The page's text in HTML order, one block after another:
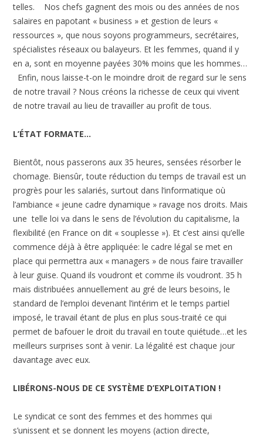
telles. Nos chefs gagnent des mois ou des années de nos
salaires en papotant « business » et gestion de leurs «
ressources », que nous soyons programmeurs, secrétaires,
spécialistes réseaux ou balayeurs. Et les femmes, quand il y
en a, sont en moyenne payées 30% moins que les hommes…
Enfin, nous laisse-t-on le moindre droit de regard sur le sens
de notre travail ? Nous créons la richesse de ceux qui vivent
de notre travail au lieu de travailler au profit de tous.
L’ÉTAT FORMATE…
Bientôt, nous passerons aux 35 heures, sensées résorber le
chomage. Biensûr, toute réduction du temps de travail est un
progrès pour les salariés, surtout dans l’informatique où
l’ambiance « jeune cadre dynamique » ravage nos droits. Mais
une telle loi va dans le sens de l’évolution du capitalisme, la
flexibilité (en France on dit « souplesse »). Et c’est ainsi qu’elle
commence déjà à être appliquée: le cadre légal se met en
place qui permettra aux « managers » de nous faire travailler
à leur guise. Quand ils voudront et comme ils voudront. 35 h
mais distribuées annuellement au gré de leurs besoins, le
standard de l’emploi devenant l’intérim et le temps partiel
imposé, le travail étant de plus en plus sous-traité ce qui
permet de bafouer le droit du travail en toute quiétude…et les
meilleurs surprises sont à venir. La légalité est chaque jour
davantage avec eux.
LIBÉRONS-NOUS DE CE SYSTÈME D’EXPLOITATION !
Le syndicat ce sont des femmes et des hommes qui
s’unissent et se donnent les moyens (action directe,